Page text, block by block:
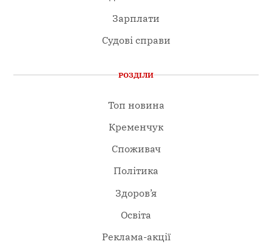
Зарплати
Судові справи
РОЗДІЛИ
Топ новина
Кременчук
Споживач
Політика
Здоров’я
Освіта
Реклама-акції